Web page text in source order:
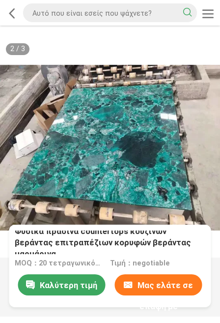
2/ 3
Φυσικά πράσινα countertops κουζινών
βεράντας επιτραπέζιων κορυφών βεράντας
μαρμάρινα
MOQ：20 τετραγωνικό μέτρο/τετράγωνο Τιμή：negotiable
Καλύτερη τιμή Μας ελάτε σε
επαφή με